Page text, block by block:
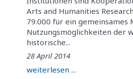
Arts and Humanities
79.000 für ein gemeinsames
Nutzungsmöglichkeiten der
historische...
28 April 2014
weiterlesen ...